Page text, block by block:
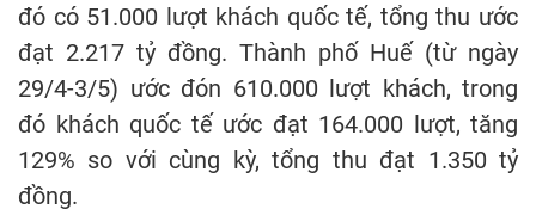
đó có 51.000 lượt khách quốc tế, tổng thu ước
đạt 2.217 tỷ đồng. Thành phố Huế (từ ngày
29/4-3/5) ước đón 610.000 lượt khách, trong
đó khách quốc tế ước đạt 164.000 lượt, tăng
129% so với cùng kỳ, tổng thu đạt 1.350 tỷ
đồng.